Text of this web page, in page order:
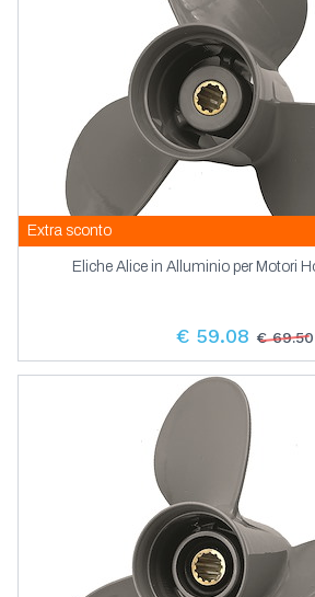
Extra sconto
Eliche Alice in Alluminio per Motori
€ 59.08 € 69.50